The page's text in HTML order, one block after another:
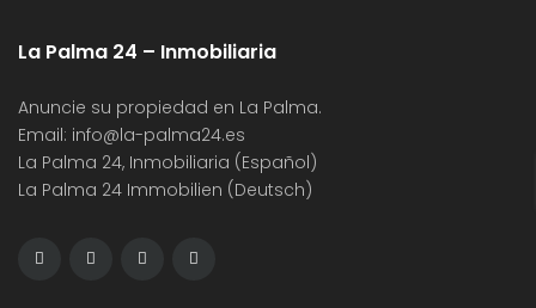
La Palma 24 – Inmobiliaria
Anuncie su propiedad en La Palma.
Email: info@la-palma24.es
La Palma 24, Inmobiliaria (Español)
La Palma 24 Immobilien (Deutsch)